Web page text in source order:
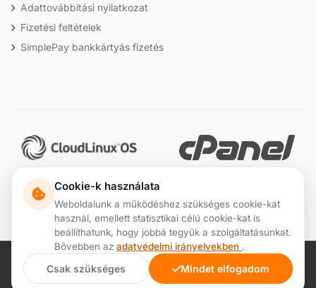
Adattovábbítási nyilatkozat
Fizetési feltételek
SimplePay bankkártyás fizetés
Team Unity Servers
Cookie-k használata
Weboldalunk a működéshez szükséges cookie-kat
használ, emellett statisztikai célú cookie-kat is
beállíthatunk, hogy jobbá tegyük a szolgáltatásunkat.
Bővebben az adatvédelmi irányelvekben .
Csak szükséges Mindet elfogadom